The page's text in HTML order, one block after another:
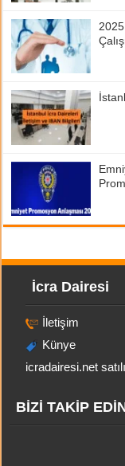
İcra Dairesi
İletişim
Künye
icradairesi.net
BİZİ TAKİP